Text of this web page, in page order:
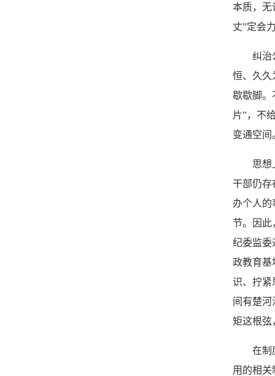
本质，无
丈”定会
纠治公
恒、久久
歇歇脚。
片”，不
变通空间
思想上
干部仍存
办个人的
节。因此
纪委监委
政教育基
识、拧紧
间有楚河
矩这根弦
在制度
用的相关